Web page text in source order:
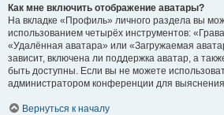
Как мне включить отображение аватары?
На вкладке «Профиль» личного раздела вы
использованием четырёх инструментов:
«Удалённая аватара» или «Загружаемая
зависит, включена ли поддержка аватар, а
быть доступны. Если вы не можете
администратором конференции для
Вернуться к началу